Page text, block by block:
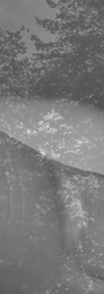
Startseite
Über mich
Leistungen
Foto-Workshop
Liebesgeschichten